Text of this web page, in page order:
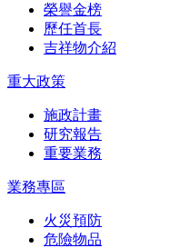
榮譽金榜
歷任首長
吉祥物介紹
重大政策
施政計畫
研究報告
重要業務
業務專區
火災預防
危險物品